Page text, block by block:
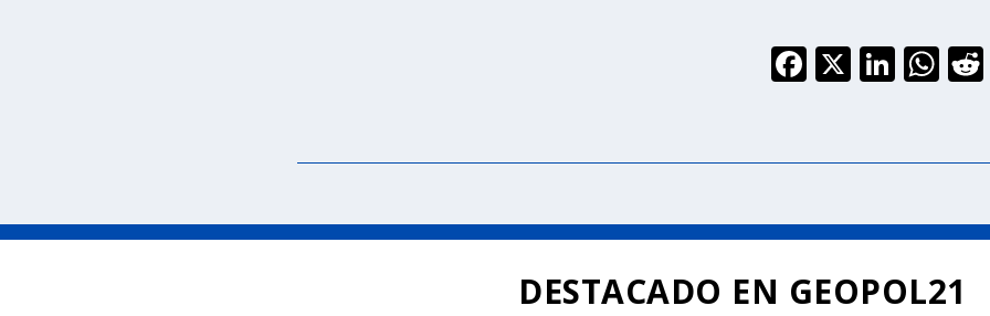
F
b
o
k
X Li
e
n
W
s
p
p
DESTACADO EN GEOPOL21